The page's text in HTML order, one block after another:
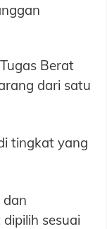
Berat
dari satu
tingkat yang
sesuai